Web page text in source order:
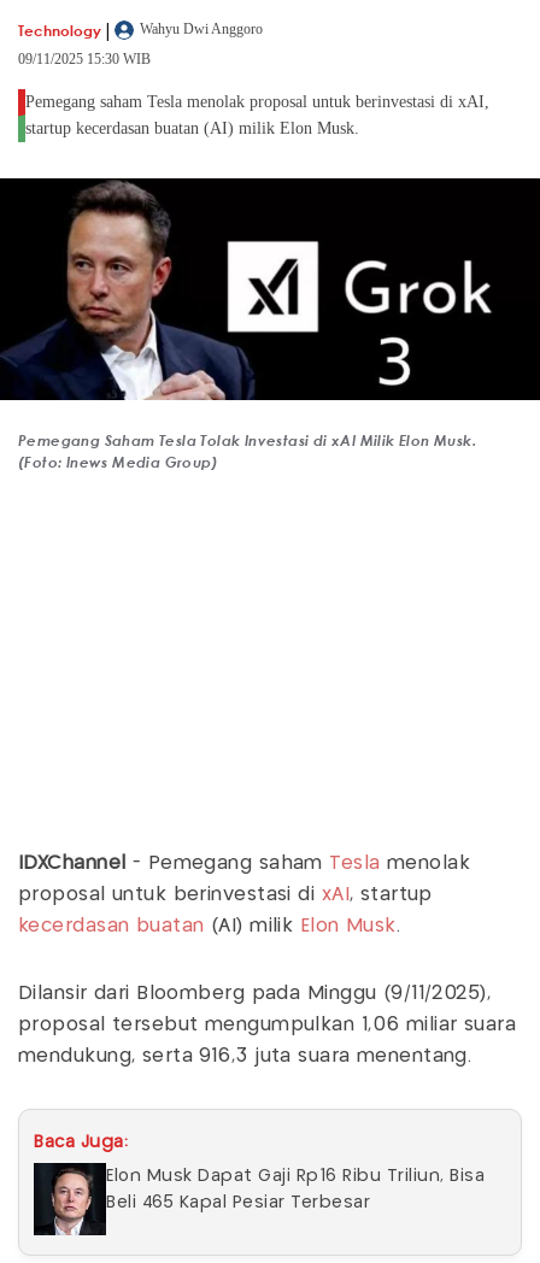
Technology |
Wahyu Dwi Anggoro
09/11/2025 15:30 WIB
Pemegang saham Tesla menolak proposal untuk berinvestasi di xAI,
startup kecerdasan buatan (AI) milik Elon Musk.
Pemegang Saham Tesla Tolak Investasi di xAI Milik Elon Musk.
(Foto: Inews Media Group)
IDXChannel - Pemegang saham Tesla menolak
proposal untuk berinvestasi di xAI , startup
kecerdasan buatan (AI) milik Elon Musk.
Dilansir dari Bloomberg pada Minggu (9/11/2025),
proposal tersebut mengumpulkan 1,06 miliar suara
mendukung, serta 916,3 juta suara menentang.
Baca Juga:
Elon Musk Dapat Gaji Rp16 Ribu Triliun, Bisa
Beli 465 Kapal Pesiar Terbesar